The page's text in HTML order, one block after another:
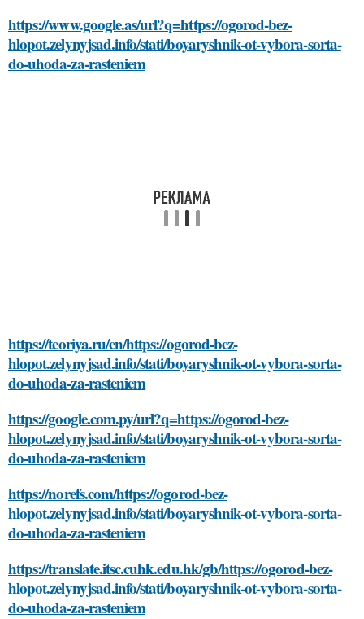
https://www.google.as/url?q=https://ogorod-bez-
hlopot.zelynyjsad.info/stati/boyaryshnik-ot-vybora-sorta-
do-uhoda-za-rasteniem
https://teoriya.ru/en/https://ogorod-bez-
hlopot.zelynyjsad.info/stati/boyaryshnik-ot-vybora-sorta-
do-uhoda-za-rasteniem
https://google.com.py/url?q=https://ogorod-bez-
hlopot.zelynyjsad.info/stati/boyaryshnik-ot-vybora-sorta-
do-uhoda-za-rasteniem
https://norefs.com/https://ogorod-bez-
hlopot.zelynyjsad.info/stati/boyaryshnik-ot-vybora-sorta-
do-uhoda-za-rasteniem
https://translate.itsc.cuhk.edu.hk/gb/https://ogorod-bez-
hlopot.zelynyjsad.info/stati/boyaryshnik-ot-vybora-sorta-
do-uhoda-za-rasteniem